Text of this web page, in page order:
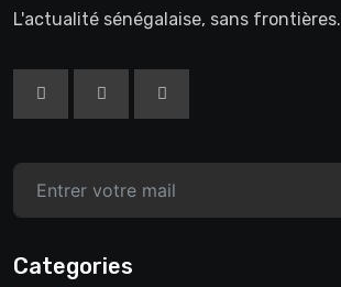
L'actualité sénégalaise, sans frontières.
Categories